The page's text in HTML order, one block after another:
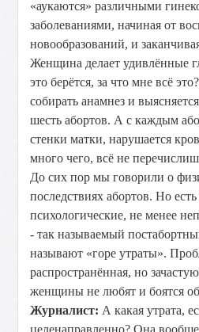
«аукаются» различными
заболеваниями, начиная от
новообразований, и
Женщина делает удивлённые
это берётся, за что мне всё
собирать анамнез и
шесть абортов. А с каждым
стенки матки, нарушается
много чего, всё не
До сих пор мы говорили о
последствиях абортов. Но
психологические, не менее
- так называемый
называют «горе утраты».
распространённая, но
женщины не любят и боятся
Журналист: А какая утрата,
целенаправленно? Она